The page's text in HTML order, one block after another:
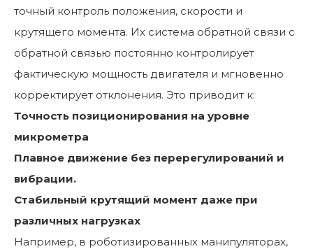
точный контроль положения, скорости и
крутящего момента. Их система обратной связи с
обратной связью постоянно контролирует
фактическую мощность двигателя и мгновенно
корректирует отклонения. Это приводит к:
Точность позиционирования на уровне
микрометра
Плавное движение без перерегулирований и
вибрации.
Стабильный крутящий момент даже при
различных нагрузках
Например, в роботизированных манипуляторах,